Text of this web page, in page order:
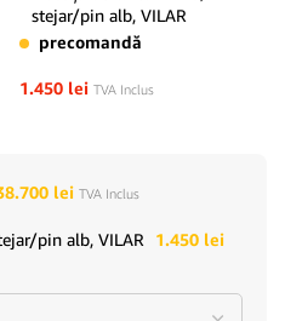
stejar/pin alb, VILAR
precomandă
1.450 lei TVA Inclus
lei TVA Inclus
pin alb, VILAR 1.450 lei